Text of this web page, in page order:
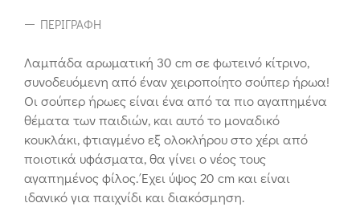
ΠΕΡΙΓΡΑΦΉ
Λαμπάδα αρωματική 30 cm σε φωτεινό κίτρινο,
συνοδευόμενη από έναν χειροποίητο σούπερ ήρωα!
Οι σούπερ ήρωες είναι ένα από τα πιο αγαπημένα
θέματα των παιδιών, και αυτό το μοναδικό
κουκλάκι, φτιαγμένο εξ ολοκλήρου στο χέρι από
ποιοτικά υφάσματα, θα γίνει ο νέος τους
αγαπημένος φίλος. Έχει ύψος 20 cm και είναι
ιδανικό για παιχνίδι και διακόσμηση.